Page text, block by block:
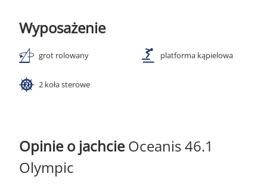
Wyposażenie
grot rolowany platforma kąpielowa
2 koła sterowe
Opinie o jachcieOceanis 46.1
Olympic